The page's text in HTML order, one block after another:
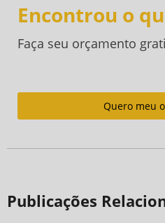
Encontrou o
Faça seu orçamento
Quero meu
Publicações